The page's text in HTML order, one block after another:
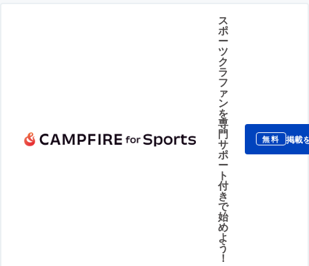
ス
ポ
ー
ツ
ク
ラ
フ
ァ
ン
を
専
門
サ
ポ
ー
ト
付
き
で
始
め
よ
う
！
無料 掲載